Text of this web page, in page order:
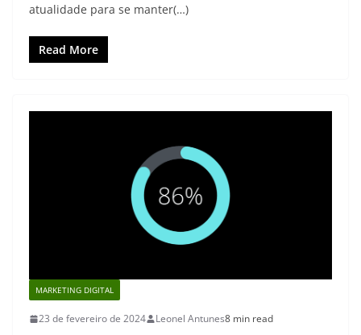
atualidade para se manter(…)
Read More
MARKETING DIGITAL
23 de fevereiro de 2024 Leonel Antunes8 min read